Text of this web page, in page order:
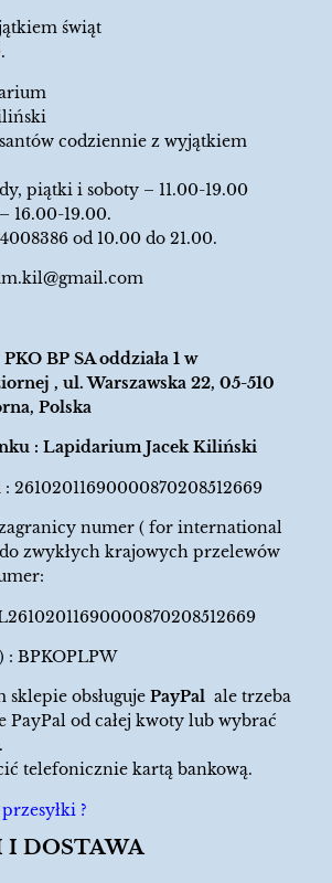
świąt
codziennie z wyjątkiem
piątki i soboty – 11.00-19.00
16.00-19.00.
od 10.00 do 21.00.
BP SA oddziała 1 w
, ul. Warszawska 22, 05-510
Polska
: Lapidarium Jacek Kiliński
26102011690000870208512669
numer ( for international
zwykłych krajowych przelewów
: BPKOPLPW
sklepie obsługuje PayPal ale trzeba
od całej kwoty lub wybrać
telefonicznie kartą bankową.
?
I DOSTAWA